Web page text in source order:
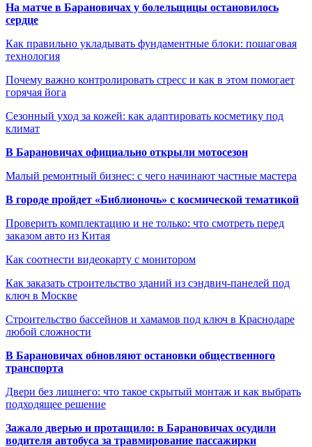
На матче в Барановичах у болельщицы остановилось
сердце
Как правильно укладывать фундаментные блоки: пошаговая
технология
Почему важно контролировать стресс и как в этом помогает
горячая йога
Сезонный уход за кожей: как адаптировать косметику под
климат
В Барановичах официально открыли мотосезон
Малый ремонтный бизнес: с чего начинают частные мастера
В городе пройдет «Библионочь» с космической тематикой
Проверить комплектацию и не только: что смотреть перед
заказом авто из Китая
Как соотнести видеокарту с монитором
Как заказать строительство зданий из сэндвич-панелей под
ключ в Москве
Строительство бассейнов и хамамов под ключ в Краснодаре
любой сложности
В Барановичах обновляют остановки общественного
транспорта
Двери без лишнего: что такое скрытый монтаж и как выбрать
подходящее решение
Зажало дверью и протащило: в Барановичах осудили
водителя автобуса за травмирование пассажирки